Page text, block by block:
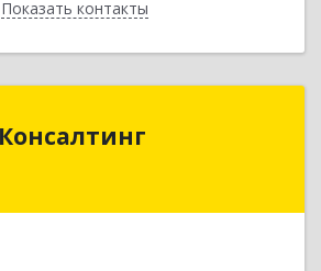
Показать контакты
Назад
Респ, Уфа г, Ленина ул,